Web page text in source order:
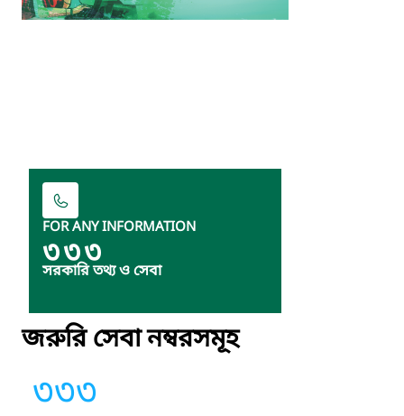
FOR ANY INFORMATION
৩৩৩
সরকারি তথ্য ও সেবা
জরুরি সেবা নম্বরসমূহ
৩৩৩